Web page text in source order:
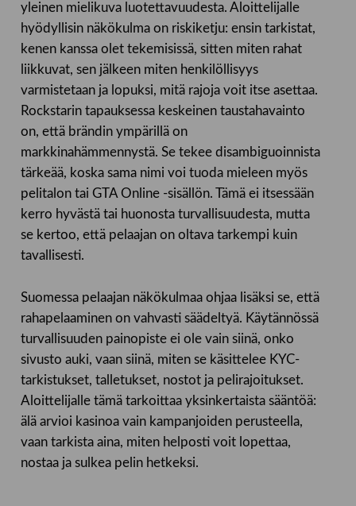
yleinen mielikuva luotettavuudesta. Aloittelijalle
hyödyllisin näkökulma on riskiketju: ensin tarkistat,
kenen kanssa olet tekemisissä, sitten miten rahat
liikkuvat, sen jälkeen miten henkilöllisyys
varmistetaan ja lopuksi, mitä rajoja voit itse asettaa.
Rockstarin tapauksessa keskeinen taustahavainto
on, että brändin ympärillä on
markkinahämmennystä. Se tekee disambiguoinnista
tärkeää, koska sama nimi voi tuoda mieleen myös
pelitalon tai GTA Online -sisällön. Tämä ei itsessään
kerro hyvästä tai huonosta turvallisuudesta, mutta
se kertoo, että pelaajan on oltava tarkempi kuin
tavallisesti.
Suomessa pelaajan näkökulmaa ohjaa lisäksi se, että
rahapelaaminen on vahvasti säädeltyä. Käytännössä
turvallisuuden painopiste ei ole vain siinä, onko
sivusto auki, vaan siinä, miten se käsittelee KYC-
tarkistukset, talletukset, nostot ja pelirajoitukset.
Aloittelijalle tämä tarkoittaa yksinkertaista sääntöä:
älä arvioi kasinoa vain kampanjoiden perusteella,
vaan tarkista aina, miten helposti voit lopettaa,
nostaa ja sulkea pelin hetkeksi.